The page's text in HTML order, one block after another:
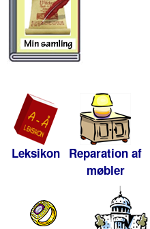
Leksikon Reparation af
møbler